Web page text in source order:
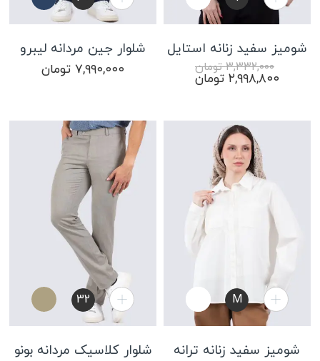
شومیز سفید زنانه استایل
۳,۳۳۲,۰۰۰ تومان
قیمت
اصلی:
۲,۹۹۸,۸۰۰ تومانقیمت
شلوار جین مردانه لیبرو
۷,۹۹۰,۰۰۰ تومان
M
شومیز سفید زنانه ترانه
32
شلوار کلاسیک مردانه بونو